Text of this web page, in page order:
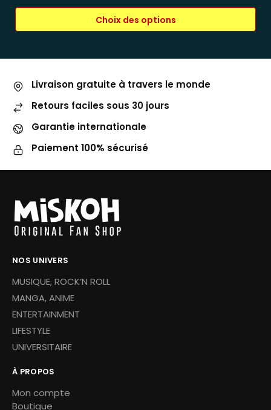
Choix des options
Livraison gratuite à travers le monde
Retours faciles sous 30 jours
Garantie internationale
Paiement 100% sécurisé
NOS UNIVERS
MUSIQUE, ROCK’N ROLL
MANGA, ANIME
ENTERTAINMENT
LIFESTYLE
UNIVERSITAIRE
À PROPOS
Mon compte
Boutique